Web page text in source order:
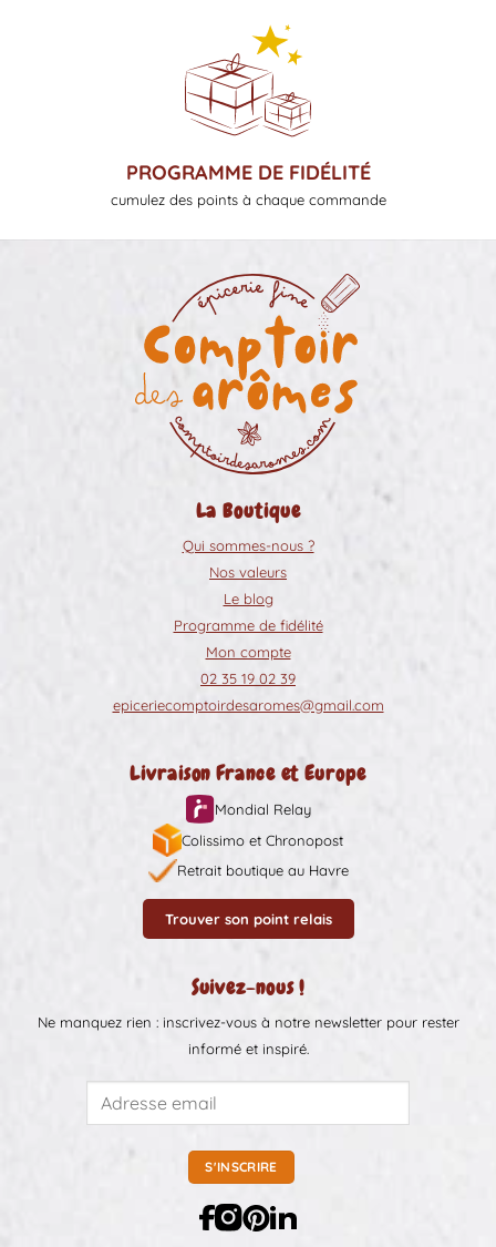
PROGRAMME DE FIDÉLITÉ
cumulez des points à chaque commande
La Boutique
Qui sommes-nous ?
Nos valeurs
Le blog
Programme de fidélité
Mon compte
02 35 19 02 39
epiceriecomptoirdesaromes@gmail.com
Livraison France et Europe
Mondial Relay
Colissimo et Chronopost
Retrait boutique au Havre
Trouver son point relais
Suivez-nous !
Ne manquez rien : inscrivez-vous à notre newsletter pour rester
informé et inspiré.